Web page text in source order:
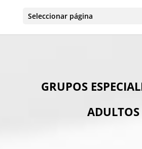
Seleccionar página
GRUPOS
ADULTOS